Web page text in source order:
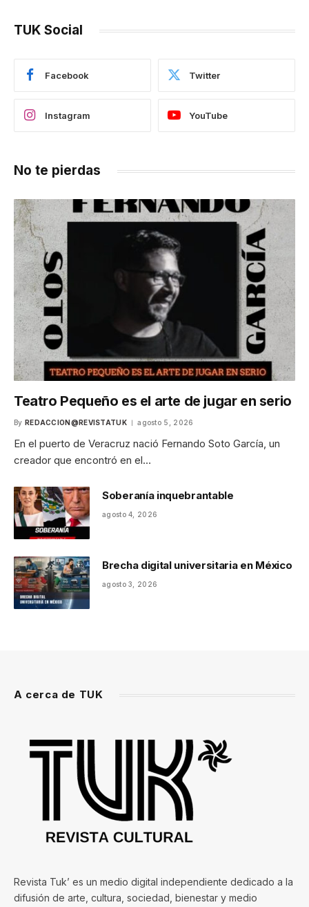
TUK Social
Facebook Twitter
Instagram YouTube
No te pierdas
Teatro Pequeño es el arte de jugar en serio
By REDACCION@REVISTATUK agosto 5, 2026
En el puerto de Veracruz nació Fernando Soto García, un
creador que encontró en el…
Soberanía inquebrantable
agosto 4, 2026
Brecha digital universitaria en México
agosto 3, 2026
A cerca de TUK
Revista Tuk’ es un medio digital independiente dedicado a la
difusión de arte, cultura, sociedad, bienestar y medio